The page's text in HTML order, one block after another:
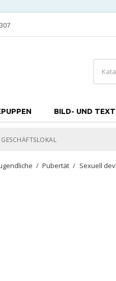
BILD- UND
Pubertät Sexuell